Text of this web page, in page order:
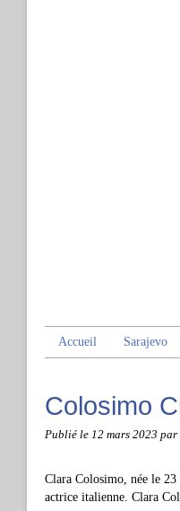
Accueil Sarajevo
Colosimo
Publié le 12 mars 2023 par
Clara Colosimo, née le
actrice italienne. Clara